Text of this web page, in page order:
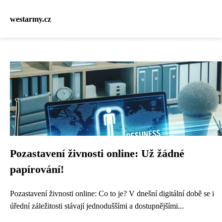
westarmy.cz
Pozastavení živnosti online: Už žádné
papírování!
Pozastavení živnosti online: Co to je? V dnešní digitální době se i
úřední záležitosti stávají jednoduššími a dostupnějšími...